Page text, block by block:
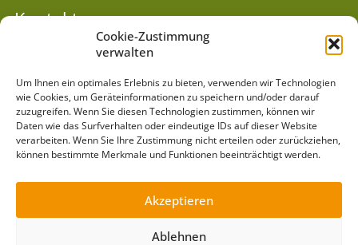
Cookie-Zustimmung
verwalten
Um Ihnen ein optimales Erlebnis zu bieten, verwenden wir Technologien
wie Cookies, um Geräteinformationen zu speichern und/oder darauf
zuzugreifen. Wenn Sie diesen Technologien zustimmen, können wir
Daten wie das Surfverhalten oder eindeutige IDs auf dieser Website
verarbeiten. Wenn Sie Ihre Zustimmung nicht erteilen oder zurückziehen,
können bestimmte Merkmale und Funktionen beeinträchtigt werden.
Akzeptieren
Ablehnen
Kontakt
Evangelisches Bildungs- und Projektzentrum
Semmelweisstraße 6 | 06120 Halle/Dölau
Tel:(03 45) 55 11 6 98| E-Mail:info@villajuehling.de
Kurzlinks
Spielausleihe »